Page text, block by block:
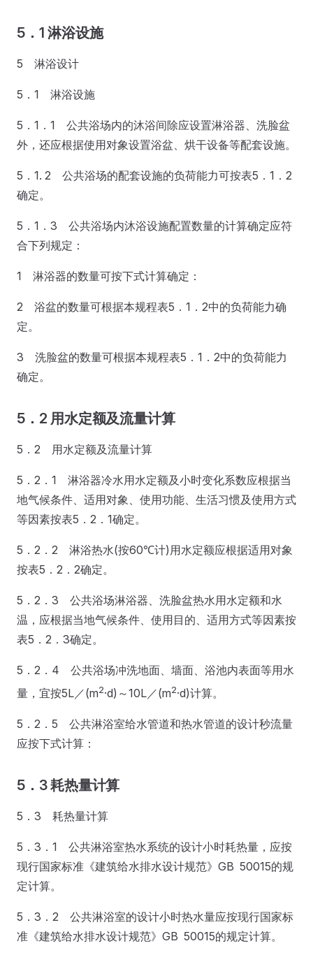
5．1 淋浴设施
5 淋浴设计
5．1 淋浴设施
5．1．1 公共浴场内的沐浴间除应设置淋浴器、洗脸盆
外，还应根据使用对象设置浴盆、烘干设备等配套设施。
5．1. 2 公共浴场的配套设施的负荷能力可按表5．1．2
确定。
5．1．3 公共浴场内沐浴设施配置数量的计算确定应符
合下列规定：
1 淋浴器的数量可按下式计算确定：
2 浴盆的数量可根据本规程表5．1．2中的负荷能力确
定。
3 洗脸盆的数量可根据本规程表5．1．2中的负荷能力
确定。
5．2 用水定额及流量计算
5．2 用水定额及流量计算
5．2．1 淋浴器冷水用水定额及小时变化系数应根据当
地气候条件、适用对象、使用功能、生活习惯及使用方式
等因素按表5．2．1确定。
5．2．2 淋浴热水(按60℃计)用水定额应根据适用对象
按表5．2．2确定。
5．2．3 公共浴场淋浴器、洗脸盆热水用水定额和水
温，应根据当地气候条件、使用目的、适用方式等因素按
表5．2．3确定。
5．2．4 公共浴场冲洗地面、墙面、浴池内表面等用水
量，宜按5L／(m2·d)～10L／(m2·d)计算。
5．2．5 公共淋浴室给水管道和热水管道的设计秒流量
应按下式计算：
5．3 耗热量计算
5．3 耗热量计算
5．3．1 公共淋浴室热水系统的设计小时耗热量，应按
现行国家标准《建筑给水排水设计规范》GB 50015的规
定计算。
5．3．2 公共淋浴室的设计小时热水量应按现行国家标
准《建筑给水排水设计规范》GB 50015的规定计算。